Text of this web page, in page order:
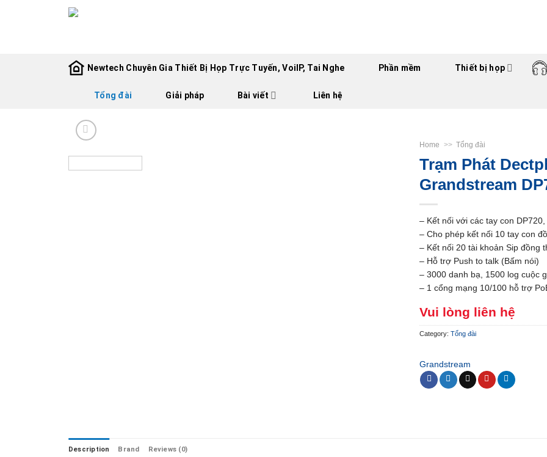
Newtech Chuyên Gia Thiết Bị Họp Trực Tuyến, VoiIP, Tai Nghe Phần mềm Thiết bị họp
Tổng đài Giải pháp Bài viết Liên hệ
Home >> Tổng đài
Trạm Phát
Grandstream
– Kết nối với các tay con DP720,
– Cho phép kết nối 10 tay con
– Kết nối 20 tài khoản Sip đồng
– Hỗ trợ Push to talk (Bấm nói)
– 3000 danh bạ, 1500 log cuộc
– 1 cổng mạng 10/100 hỗ trợ
Vui lòng liên hệ
Category: Tổng đài
Grandstream
Description Brand Reviews (0)